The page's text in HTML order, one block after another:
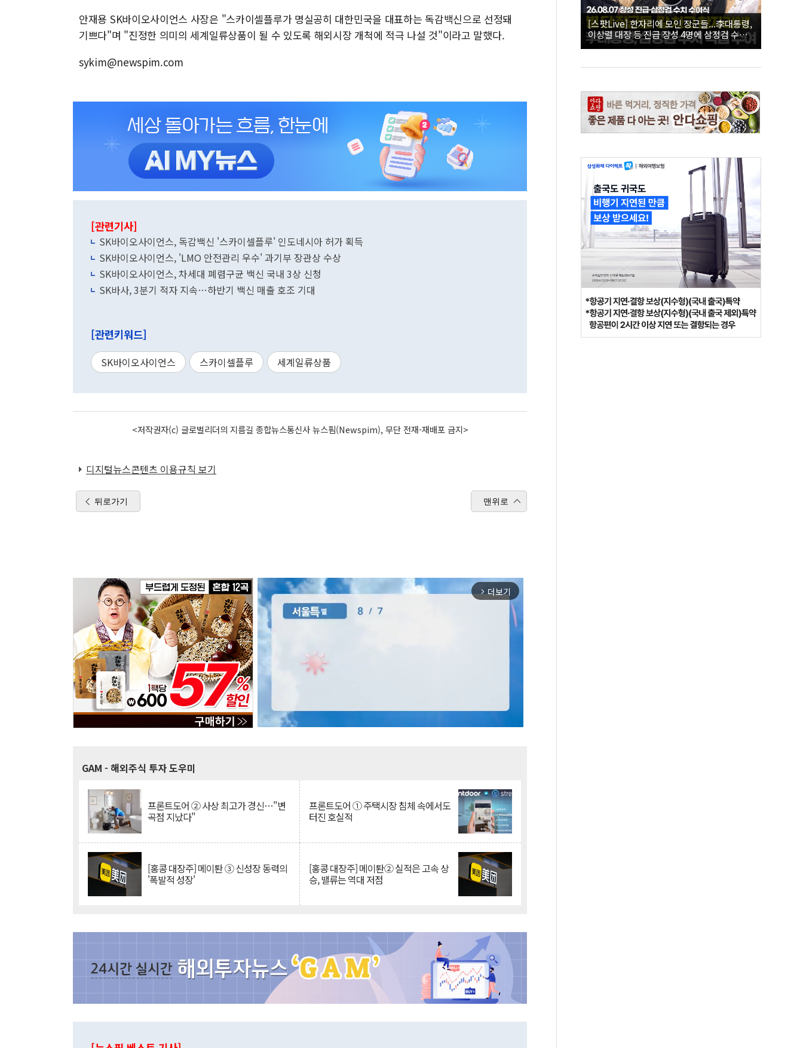
안재용 SK바이오사이언스 사장은 "스카이셀플루가 명실공히 대한민국을 대표하는 독감백신으로 선정돼
기쁘다"며 "진정한 의미의 세계일류상품이 될 수 있도록 해외시장 개척에 적극 나설 것"이라고 말했다.
sykim@newspim.com
[관련기사]
SK바이오사이언스, 독감백신 '스카이셀플루' 인도네시아 허가 획득
SK바이오사이언스, 'LMO 안전관리 우수' 과기부 장관상 수상
SK바이오사이언스, 차세대 폐렴구균 백신 국내 3상 신청
SK바사, 3분기 적자 지속…하반기 백신 매출 호조 기대
[관련키워드]
SK바이오사이언스 스카이셀플루 세계일류상품
<저작권자(c) 글로벌리더의 지름길 종합뉴스통신사 뉴스핌(Newspim), 무단 전재-재배포 금지>
디지털뉴스콘텐츠 이용규칙 보기
뒤로가기 맨위로
arrow_forward_ios 더보기
GAM - 해외주식 투자 도우미
프론트도어 ② 사상 최고가 경신…"변
곡점 지났다"
프론트도어 ① 주택시장 침체 속에서도
터진 호실적
[홍콩 대장주] 메이퇀 ③ 신성장 동력의
'폭발적 성장'
[홍콩 대장주] 메이퇀② 실적은 고속 상
승, 밸류는 역대 저점
[스팟Live] 한자리에 모인 장군들...李대통령,
이상렬 대장 등 진급 장성 4명에 삼정검 수치
직접 수여｜26.08.07 장성 진급·삼정검 수치